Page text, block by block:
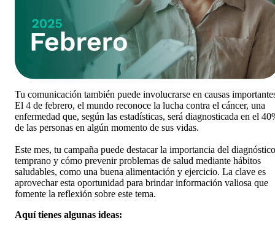
Tu comunicación también puede involucrarse en causas
El 4 de febrero, el mundo reconoce la lucha contra el cáncer, una
enfermedad que, según las estadísticas, será diagnosticada en el
de las personas en algún momento de sus vidas.
Este mes, tu campaña puede destacar la importancia del diagnóstico
temprano y cómo prevenir problemas de salud mediante hábitos
saludables, como una buena alimentación y ejercicio. La clave es
aprovechar esta oportunidad para brindar información valiosa que
fomente la reflexión sobre este tema.
Aquí tienes algunas ideas: